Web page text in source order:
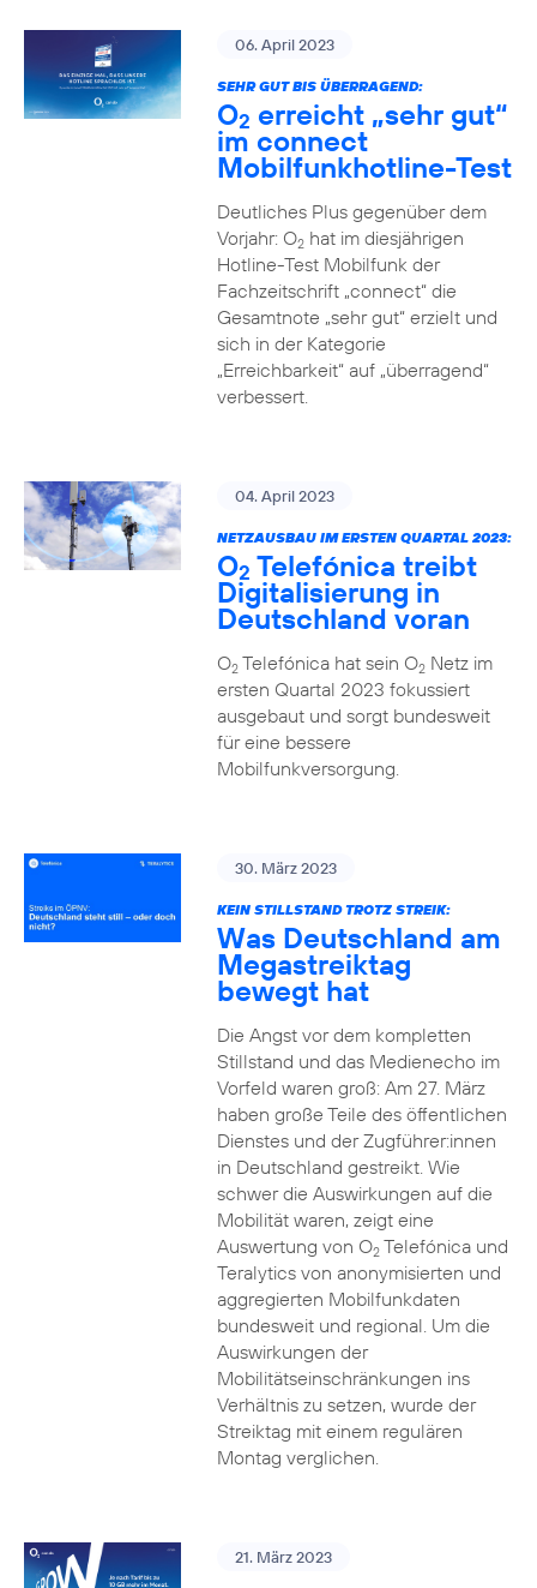
06. April 2023
SEHR GUT BIS ÜBERRAGEND:
O2 erreicht „sehr gut“
im connect
Mobilfunkhotline-Test
Deutliches Plus gegenüber dem
Vorjahr: O2hat im diesjährigen
Hotline-Test Mobilfunk der
Fachzeitschrift „connect“ die
Gesamtnote „sehr gut“ erzielt und
sich in der Kategorie
„Erreichbarkeit“ auf „überragend“
verbessert.
04. April 2023
NETZAUSBAU IM ERSTEN QUARTAL 2023:
O2 Telefónica treibt
Digitalisierung in
Deutschland voran
O2Telefónica hat sein O2Netz im
ersten Quartal 2023 fokussiert
ausgebaut und sorgt bundesweit
für eine bessere
Mobilfunkversorgung.
30. März 2023
KEIN STILLSTAND TROTZ STREIK:
Was Deutschland am
Megastreiktag
bewegt hat
Die Angst vor dem kompletten
Stillstand und das Medienecho im
Vorfeld waren groß: Am 27. März
haben große Teile des öffentlichen
Dienstes und der Zugführer:innen
in Deutschland gestreikt. Wie
schwer die Auswirkungen auf die
Mobilität waren, zeigt eine
Auswertung von O2Telefónica und
Teralytics von anonymisierten und
aggregierten Mobilfunkdaten
bundesweit und regional. Um die
Auswirkungen der
Mobilitätseinschränkungen ins
Verhältnis zu setzen, wurde der
Streiktag mit einem regulären
Montag verglichen.
21. März 2023